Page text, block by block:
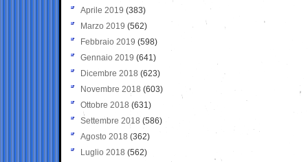
Aprile 2019 (383)
Marzo 2019 (562)
Febbraio 2019 (598)
Gennaio 2019 (641)
Dicembre 2018 (623)
Novembre 2018 (603)
Ottobre 2018 (631)
Settembre 2018 (586)
Agosto 2018 (362)
Luglio 2018 (562)